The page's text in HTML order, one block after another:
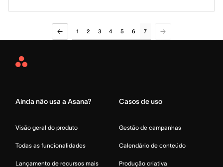
1 2 3 4 5 6 7
Asana
Ainda não usa a Asana?
Visão geral do produto
Todas as funcionalidades
Lançamento de recursos mais
Casos de uso
Gestão de campanhas
Calendário de conteúdo
Produção criativa